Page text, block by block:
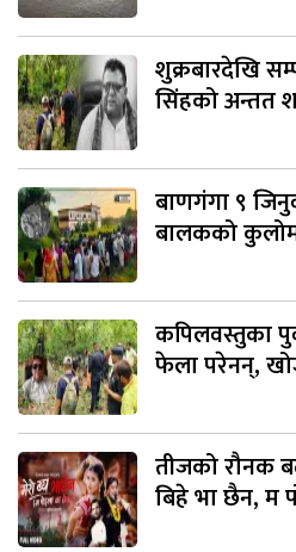
शुक्रबारदेखि
सिंहको अन्तत
बाणगंगा ९
बालकको
कपिलवस्तुका
फेला परेनन्,
तीजको रौनक
बिहे भा छैन, म